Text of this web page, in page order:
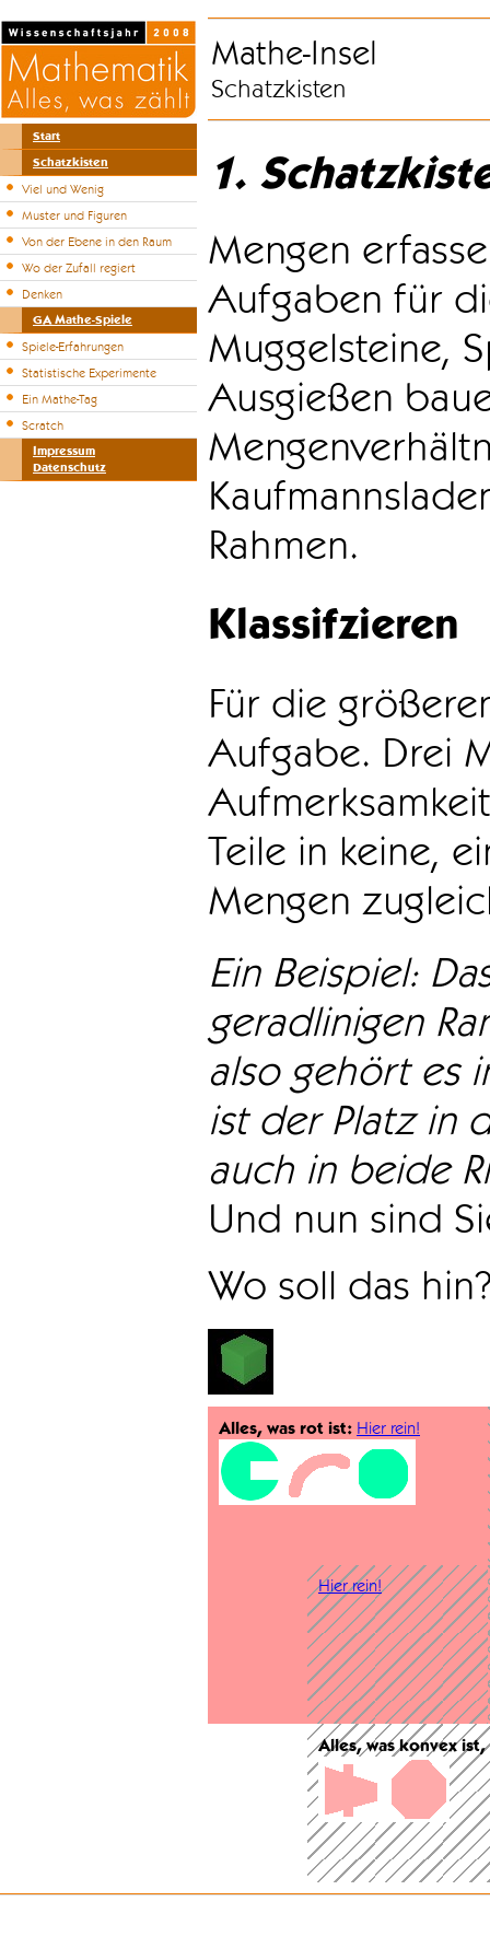
Start
Schatzkisten
Viel und Wenig
Muster und Figuren
Von der Ebene in den Raum
Wo der Zufall regiert
Denken
GA Mathe-Spiele
Spiele-Erfahrungen
Statistische Experimente
Ein Mathe-Tag
Scratch
Impressum
Datenschutz
Mathe-Insel
Schatzkisten
1.
Mengen
Aufgaben für
Muggelsteine,
Ausgießen
Rahmen.
Klassifzieren
Für die
Aufgabe. Drei
Teile in keine,
Mengen
Ein Beispiel:
geradlinigen
also gehört es
ist der Platz in
auch in beide
Und nun sind
Wo soll das
Alles, was rot ist: Hier rein!
Hier rein!
Alles, was konvex